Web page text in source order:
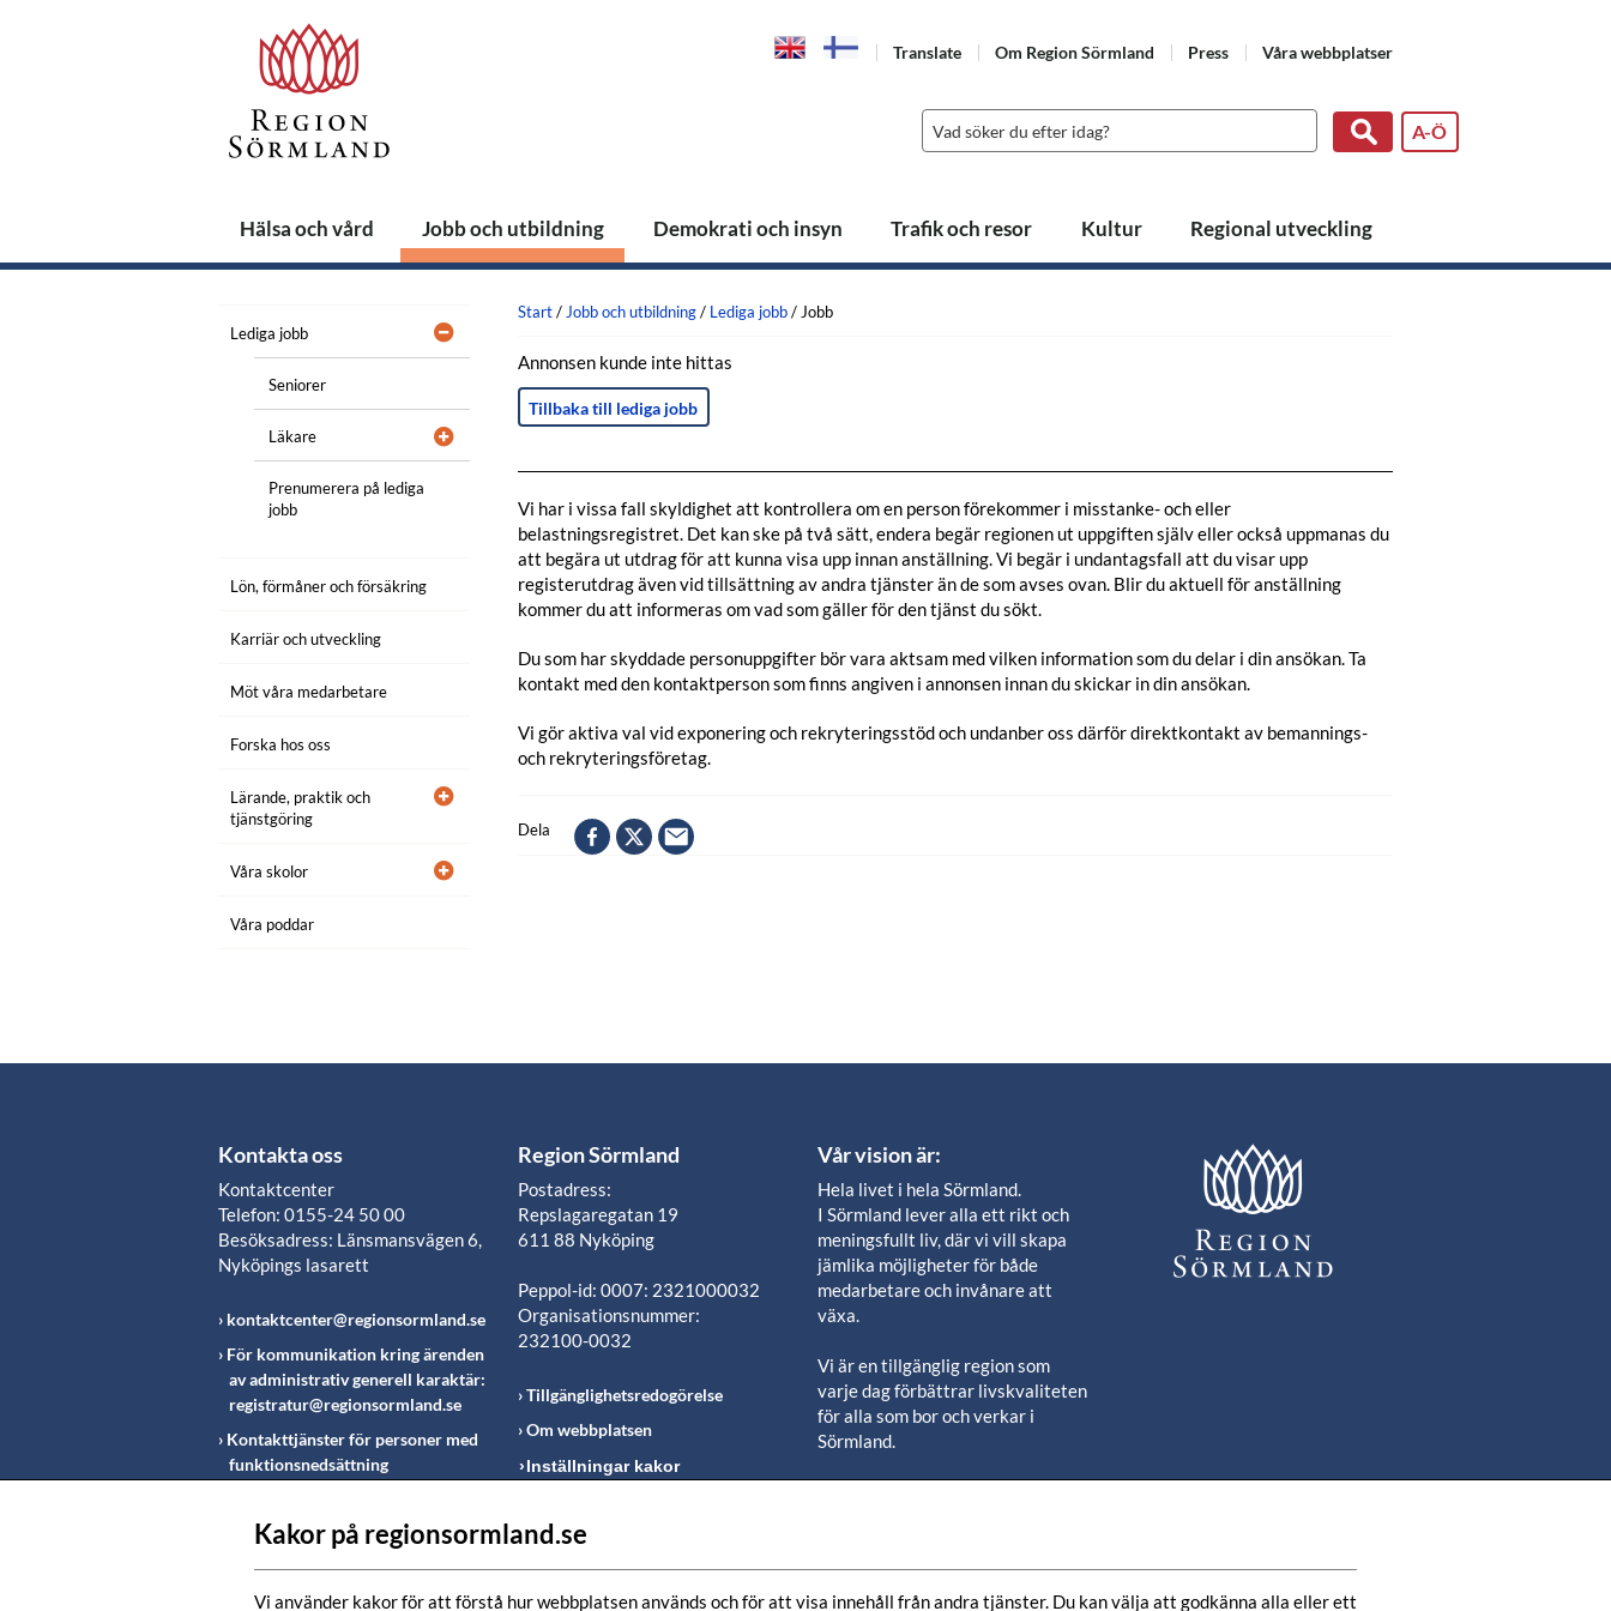
Translate Om Region Sörmland Press Våra webbplatser
A-Ö
Hälsa och vård Jobb och utbildning Demokrati och insyn Trafik och resor Kultur Regional utveckling
Lediga jobb
Seniorer
Läkare
Prenumerera på lediga
jobb
Lön, förmåner och försäkring
Karriär och utveckling
Möt våra medarbetare
Forska hos oss
Lärande, praktik och
tjänstgöring
Våra skolor
Våra poddar
Start/ Jobb och utbildning/ Lediga jobb/ Jobb
Annonsen kunde inte hittas
Tillbaka till lediga jobb
Vi har i vissa fall skyldighet att kontrollera om en person förekommer i misstanke- och eller
belastningsregistret. Det kan ske på två sätt, endera begär regionen ut uppgiften själv eller också uppmanas du
att begära ut utdrag för att kunna visa upp innan anställning. Vi begär i undantagsfall att du visar upp
registerutdrag även vid tillsättning av andra tjänster än de som avses ovan. Blir du aktuell för anställning
kommer du att informeras om vad som gäller för den tjänst du sökt.
Du som har skyddade personuppgifter bör vara aktsam med vilken information som du delar i din ansökan. Ta
kontakt med den kontaktperson som finns angiven i annonsen innan du skickar in din ansökan.
Vi gör aktiva val vid exponering och rekryteringsstöd och undanber oss därför direktkontakt av bemannings-
och rekryteringsföretag.
Dela
Kontakta oss
Kontaktcenter
Telefon: 0155-24 50 00
Besöksadress: Länsmansvägen 6,
Nyköpings lasarett
kontaktcenter@regionsormland.se
För kommunikation kring ärenden
av administrativ generell karaktär:
registratur@regionsormland.se
Kontakttjänster för personer med
funktionsnedsättning
inom Region Sörmland
Region Sörmland
Postadress:
Repslagaregatan 19
611 88 Nyköping
Peppol-id: 0007: 2321000032
Organisationsnummer:
232100-0032
Tillgänglighetsredogörelse
Om webbplatsen
Inställningar kakor
Följ oss i våra sociala
Vår vision är:
Hela livet i hela Sörmland.
I Sörmland lever alla ett rikt och
meningsfullt liv, där vi vill skapa
jämlika möjligheter för både
medarbetare och invånare att
växa.
Vi är en tillgänglig region som
varje dag förbättrar livskvaliteten
för alla som bor och verkar i
Sörmland.
län.
Kakor på regionsormland.se
Vi använder kakor för att förstå hur webbplatsen används och för att visa innehåll från andra tjänster. Du kan välja att godkänna alla eller ett